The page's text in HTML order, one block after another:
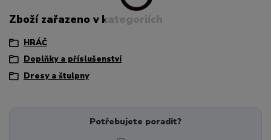
Zboží zařazeno v kategoriích
HRÁČ
Doplňky a příslušenství
Dresy a štulpny
Potřebujete poradit?